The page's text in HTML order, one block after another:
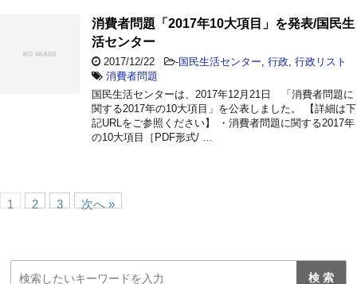
消費者問題「2017年10大項目」を発表/国民生
活センター
2017/12/22 -国民生活センター 行政 行政リスト
消費者問題
国民生活センターは、2017年12月21日 「消費者問題に
関する2017年の10大項目」を公表しました。 【詳細は下
記URLをご参照ください】 ・消費者問題に関する2017年
の10大項目［PDF形式/ …
1 2 3 次へ »